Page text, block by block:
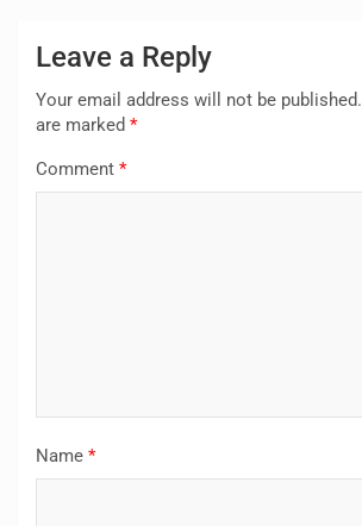
ಪುಷ್ಪಲತಾ…
Leave a Reply
Your email address will not be published.
are marked *
Comment *
Name *